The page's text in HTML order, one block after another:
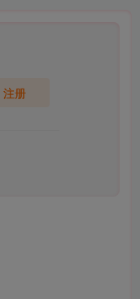
注册